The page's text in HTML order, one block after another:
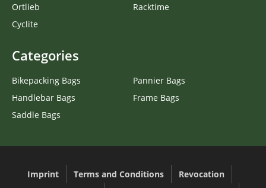
Ortlieb
Cyclite
Racktime
Categories
Bikepacking Bags
Handlebar Bags
Saddle Bags
Pannier Bags
Frame Bags
Imprint Terms and Conditions
Revocation